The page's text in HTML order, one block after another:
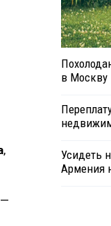
,
в Москву
Усидеть
Армения